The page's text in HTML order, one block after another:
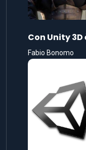
Con Unity 3D
Fabio Bonomo